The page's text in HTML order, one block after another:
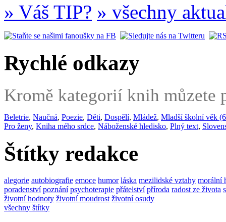
» Váš TIP? » všechny
Rychlé odkazy
Kromě kategorií knih můzete
Beletrie, Naučná, Poezie, Děti, Dospělí, Mládež, Mladší školní věk
Pro ženy, Kniha mého srdce, Náboženské hledisko, Plný text,
Štítky redakce
alegorie autobiografie emoce humor láska mezilidské vztahy morální
poradenství poznání psychoterapie přátelství příroda radost ze života
životní hodnoty životní moudrost životní osudy
všechny štítky